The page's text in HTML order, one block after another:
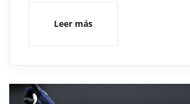
Leer más